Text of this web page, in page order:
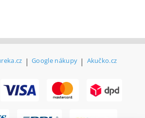
| Google nákupy | Akučko.cz